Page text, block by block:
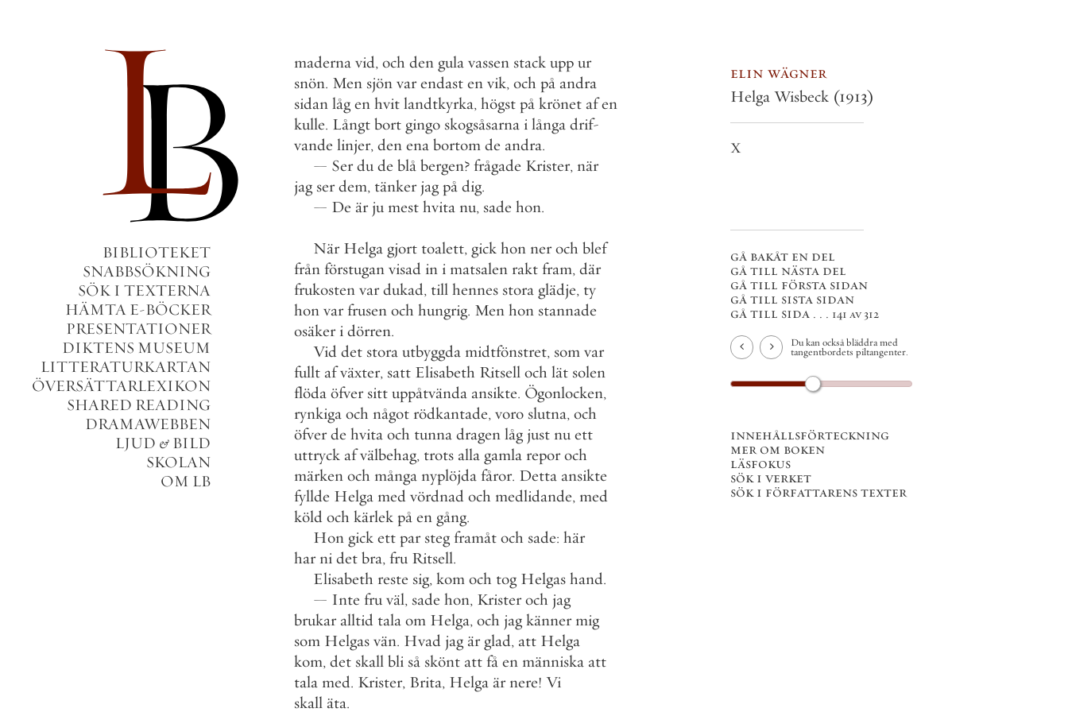
BIBLIOTEKET
SNABBSÖKNING
SÖK I TEXTERNA
HÄMTA E-BÖCKER
PRESENTATIONER
DIKTENS MUSEUM
LITTERATURKARTAN
ÖVERSÄTTARLEXIKON
SHARED READING
DRAMAWEBBEN
LJUD & BILD
SKOLAN
OM LB
maderna vid, och den gula vassen stack upp ur
snön. Men sjön var endast en vik, och på andra
sidan låg en hvit landtkyrka, högst på krönet af en
kulle. Långt bort gingo skogsåsarna i långa drif-
vande linjer, den ena bortom de andra.
— Ser du de blå bergen? frågade Krister, när
jag ser dem, tänker jag på dig.
— De är ju mest hvita nu, sade hon.
När Helga gjort toalett, gick hon ner och blef
från förstugan visad in i matsalen rakt fram, där
frukosten var dukad, till hennes stora glädje, ty
hon var frusen och hungrig. Men hon stannade
osäker i dörren.
Vid det stora utbyggda midtfönstret, som var
fullt af växter, satt Elisabeth Ritsell och lät solen
flöda öfver sitt uppåtvända ansikte. Ögonlocken,
rynkiga och något rödkantade, voro slutna, och
öfver de hvita och tunna dragen låg just nu ett
uttryck af välbehag, trots alla gamla repor och
märken och många nyplöjda fåror. Detta ansikte
fyllde Helga med vördnad och medlidande, med
köld och kärlek på en gång.
Hon gick ett par steg framåt och sade: här
har ni det bra, fru Ritsell.
Elisabeth reste sig, kom och tog Helgas hand.
— Inte fru väl, sade hon, Krister och jag
brukar alltid tala om Helga, och jag känner mig
som Helgas vän. Hvad jag är glad, att Helga
kom, det skall bli så skönt att få en människa att
tala med. Krister, Brita, Helga är nere! Vi
skall äta.
elin wägner
Helga Wisbeck (1913)
X
gå bakåt en del
gå till nästa del
gå till första sidan
gå till sista sidan
gå till sida . . . 141 av 312
Du kan också bläddra med
tangentbordets piltangenter.
innehållsförteckning
mer om boken
läsfokus
sök i verket
sök i författarens texter